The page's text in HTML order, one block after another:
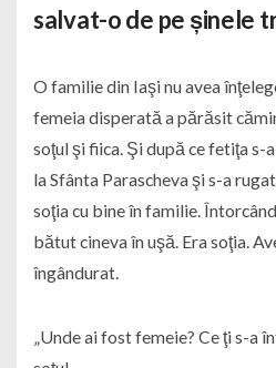
salvat-o de pe șinele
O familie din Iaşi nu avea
femeia disperată a părăsit
soţul şi fiica. Şi după ce fetiţa s-
la Sfânta Parascheva şi s-a
soţia cu bine în familie.
bătut cineva în uşă. Era soţia.
îngândurat.
„Unde ai fost femeie? Ce ţi s-a